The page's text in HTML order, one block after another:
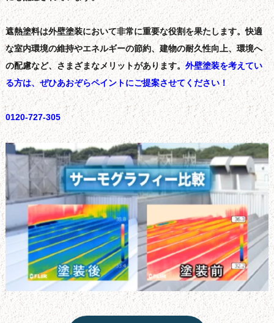
遮熱塗料は外壁塗装において非常に重要な役割を果たします。快適
な室内環境の維持やエネルギーの節約、建物の耐久性向上、環境へ
の配慮など、さまざまなメリットがあります。外壁塗装を考えてい
る方は、ぜひあおぞらペイントにご提案させてください！
0120-727-305